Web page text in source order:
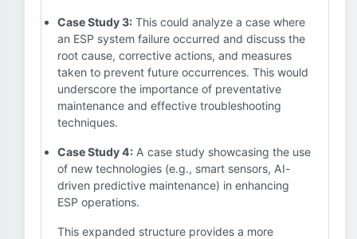
Case Study 3: This could analyze a case where
an ESP system failure occurred and discuss the
root cause, corrective actions, and measures
taken to prevent future occurrences. This would
underscore the importance of preventative
maintenance and effective troubleshooting
techniques.
Case Study 4: A case study showcasing the use
of new technologies (e.g., smart sensors, AI-
driven predictive maintenance) in enhancing
ESP operations.
This expanded structure provides a more